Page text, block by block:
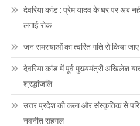
देवरिया कांड : प्रेम यादव के घर पर अब
लगाई रोक
जन समस्याओं का त्वरित गति से किया
देवरिया कांड में पूर्व मुख्यमंत्री अखिलेश
श्रद्धांजलि
उत्तर प्रदेश की कला और संस्कृतिक से
नवनीत सहगल